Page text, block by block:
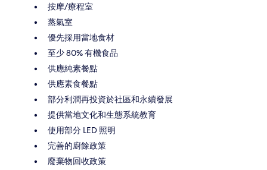
按摩/療程室
蒸氣室
優先採用當地食材
至少 80% 有機食品
供應純素餐點
供應素食餐點
部分利潤再投資於社區和永續發展
提供當地文化和生態系統教育
使用部分 LED 照明
完善的廚餘政策
廢棄物回收政策